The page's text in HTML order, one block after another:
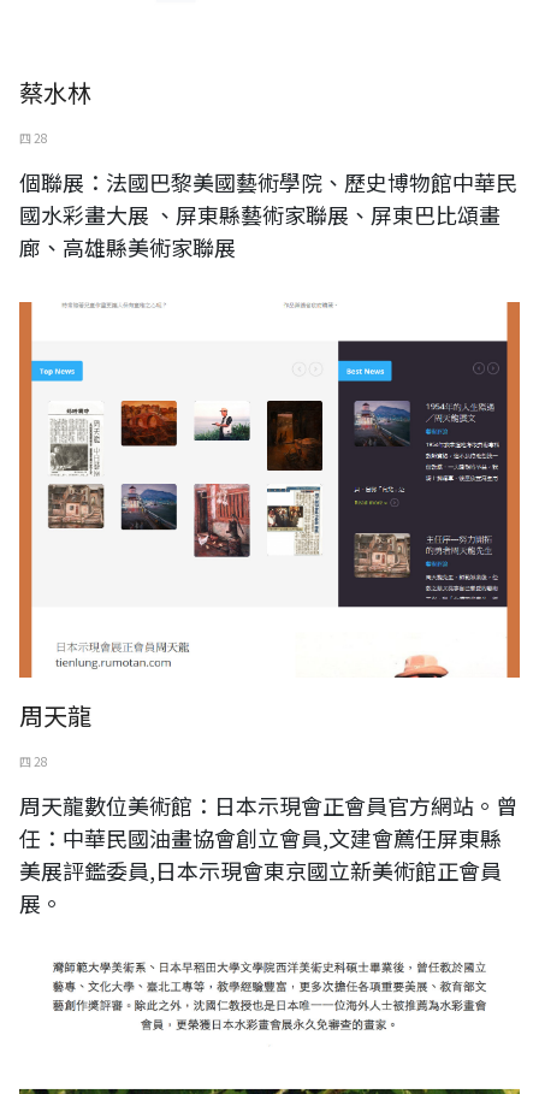
蔡水林
四 28
個聯展：法國巴黎美國藝術學院、歷史博物館中華民
國水彩畫大展 、屏東縣藝術家聯展、屏東巴比頌畫
廊、高雄縣美術家聯展
周天龍
四 28
周天龍數位美術館：日本示現會正會員官方網站。曾
任：中華民國油畫協會創立會員,文建會薦任屏東縣
美展評鑑委員,日本示現會東京國立新美術館正會員
展。